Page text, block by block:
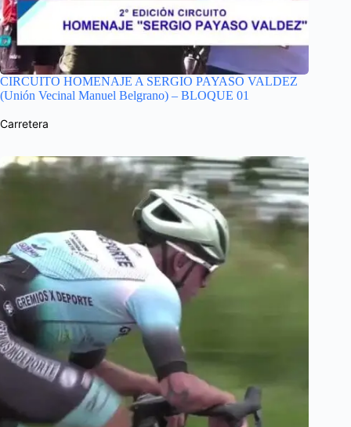
CIRCUITO HOMENAJE A SERGIO PAYASO VALDEZ
(Unión Vecinal Manuel Belgrano) – BLOQUE 01
Carretera